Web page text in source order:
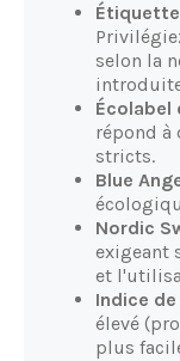
selon la
Écolabel
répond à
stricts.
Blue
Nordic
exigeant
et
Indice
élevé
plus